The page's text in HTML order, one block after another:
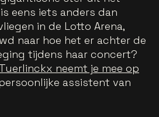
eens iets anders dan
in de Lotto Arena,
naar hoe het er achter de
tijdens haar concert?
neemt je mee op
assistent van